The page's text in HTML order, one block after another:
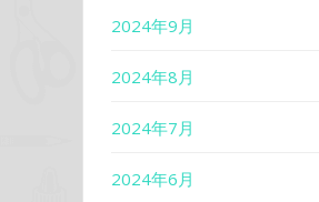
2024年9月
2024年8月
2024年7月
2024年6月